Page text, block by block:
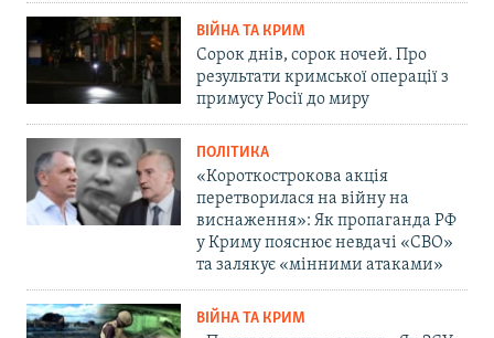
ВІЙНА ТА КРИМ
Сорок днів, сорок ночей. Про
результати кримської операції з
примусу Росії до миру
ПОЛІТИКА
«Короткострокова акція
перетворилася на війну на
виснаження»: Як пропаганда РФ
у Криму пояснює невдачі «СВО»
та залякує «мінними атаками»
ВІЙНА ТА КРИМ